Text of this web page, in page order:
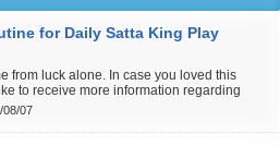
for Daily Satta King Play
from luck alone. In case you loved this
to receive more information regarding
site. The best players don’t wake up
daily system, a consistent routine that helps
...
08/07